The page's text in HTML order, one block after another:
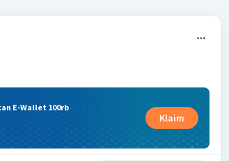
E-Wallet 100rb
Klaim